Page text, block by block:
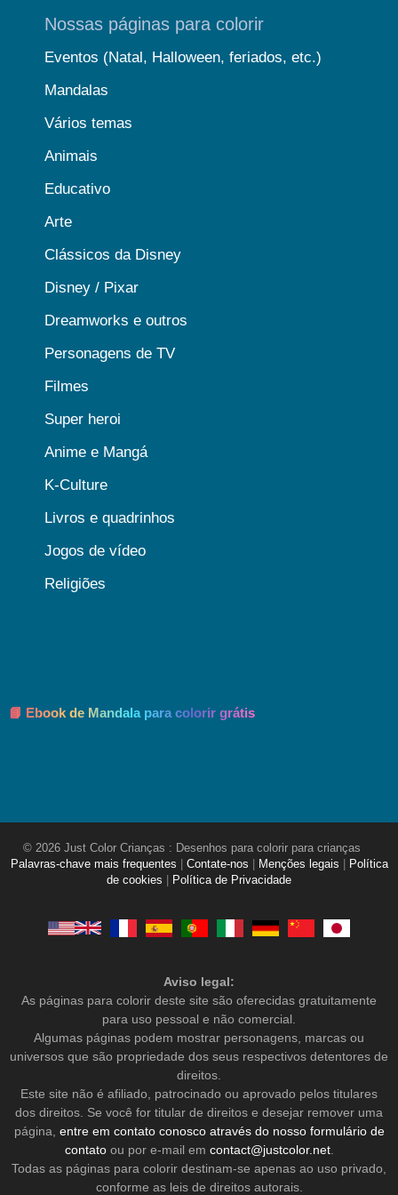
Nossas páginas para colorir
Eventos (Natal, Halloween, feriados, etc.)
Mandalas
Vários temas
Animais
Educativo
Arte
Clássicos da Disney
Disney / Pixar
Dreamworks e outros
Personagens de TV
Filmes
Super heroi
Anime e Mangá
K-Culture
Livros e quadrinhos
Jogos de vídeo
Religiões
📘 Ebook de Mandala para colorir grátis
© 2026 Just Color Crianças : Desenhos para colorir para crianças
Palavras-chave mais frequentes
Contate-nos Menções legais
Política
de cookies
Política de Privacidade
Aviso legal:
As páginas para colorir deste site são oferecidas gratuitamente
para uso pessoal e não comercial.
Algumas páginas podem mostrar personagens, marcas ou
universos que são propriedade dos seus respectivos detentores de
direitos.
Este site não é afiliado, patrocinado ou aprovado pelos titulares
dos direitos. Se você for titular de direitos e desejar remover uma
página, entre em contato conosco através do nosso formulário de
contatoou por e-mail em contact@justcolor.net.
Todas as páginas para colorir destinam-se apenas ao uso privado,
conforme as leis de direitos autorais.